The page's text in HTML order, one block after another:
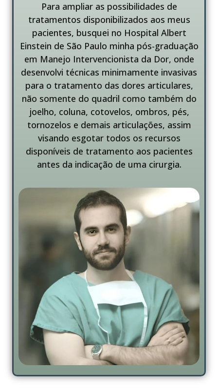
Para ampliar as possibilidades de
tratamentos disponibilizados aos meus
pacientes, busquei no Hospital Albert
Einstein de São Paulo minha pós-graduação
em Manejo Intervencionista da Dor, onde
desenvolvi técnicas minimamente invasivas
para o tratamento das dores articulares,
não somente do quadril como também do
joelho, coluna, cotovelos, ombros, pés,
tornozelos e demais articulações, assim
visando esgotar todos os recursos
disponíveis de tratamento aos pacientes
antes da indicação de uma cirurgia.